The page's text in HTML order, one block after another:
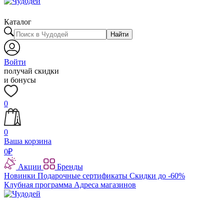
Каталог
Найти
Войти
получай скидки
и бонусы
0
0
Ваша корзина
0₽
Акции
Бренды
Новинки Подарочные сертификаты Скидки до -60%
Клубная программа Адреса магазинов